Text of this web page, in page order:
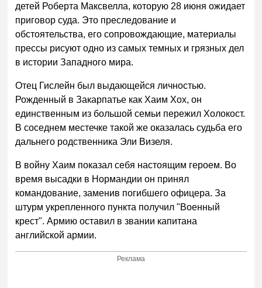
детей Роберта Максвелла, которую 28 июня ожидает
приговор суда. Это преследование и
обстоятельства, его сопровождающие, материалы
прессы рисуют одно из самых темных и грязных дел
в истории Западного мира.
Отец Гислейн был выдающейся личностью.
Рожденный в Закарпатье как Хаим Хох, он
единственным из большой семьи пережил Холокост.
В соседнем местечке такой же оказалась судьба его
дальнего родственника Эли Визеля.
В войну Хаим показал себя настоящим героем. Во
время высадки в Нормандии он принял
командование, заменив погибшего офицера. За
штурм укрепленного пункта получил "Военный
крест". Армию оставил в звании капитана
английской армии.
Реклама